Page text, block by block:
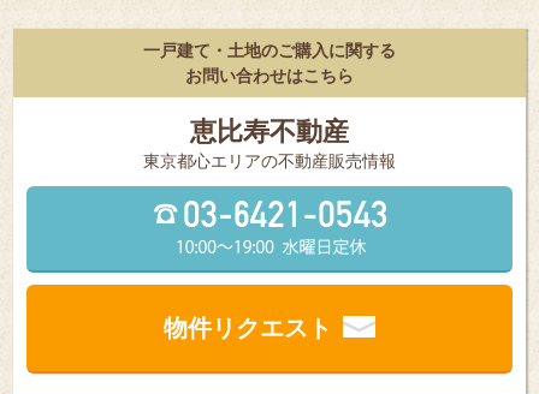
一戸建て・土地のご購入に関する
お問い合わせはこちら
恵比寿不動産
東京都⼼エリアの不動産販売情報
物件リクエスト